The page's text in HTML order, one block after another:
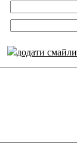
додати смайли